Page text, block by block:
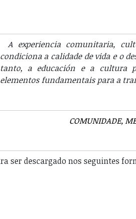
A experiencia comunitaria,
condiciona a calidade de vida e o
tanto, a educación e a cultura
elementos fundamentais para a
COMUNIDADE
ser descargado nos seguintes